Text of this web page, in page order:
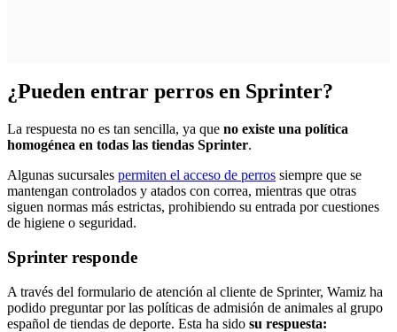
¿Pueden entrar perros en Sprinter?
La respuesta no es tan sencilla, ya que no existe una política
homogénea en todas las tiendas Sprinter.
Algunas sucursales permiten el acceso de perros siempre que se
mantengan controlados y atados con correa, mientras que otras
siguen normas más estrictas, prohibiendo su entrada por cuestiones
de higiene o seguridad.
Sprinter responde
A través del formulario de atención al cliente de Sprinter, Wamiz ha
podido preguntar por las políticas de admisión de animales al grupo
español de tiendas de deporte. Esta ha sido su respuesta: